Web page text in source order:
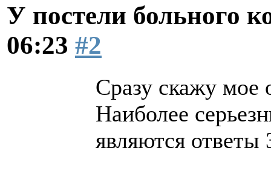
У постели больного
06:23 #2
Сразу скажу мое
Наиболее
являются